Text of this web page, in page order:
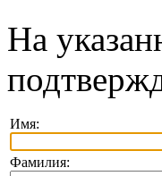
На
Имя:
Фамилия: